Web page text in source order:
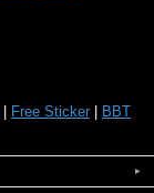
| Free Sticker | BBT